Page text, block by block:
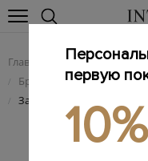
Главная Мужчинам /
/ Брендовые мужские
/ Замшевые лоферы с
первую
10%